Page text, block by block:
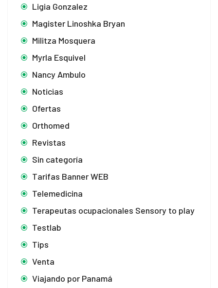
Ligia Gonzalez
Magister Linoshka Bryan
Militza Mosquera
Myrla Esquivel
Nancy Ambulo
Noticias
Ofertas
Orthomed
Revistas
Sin categoría
Tarifas Banner WEB
Telemedicina
Terapeutas ocupacionales Sensory to play
Testlab
Tips
Venta
Viajando por Panamá